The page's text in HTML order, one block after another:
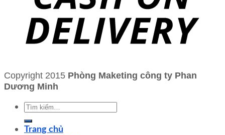
Copyright 2015 Phòng Maketing công ty Phan
Dương Minh
Tìm
Trang chủ